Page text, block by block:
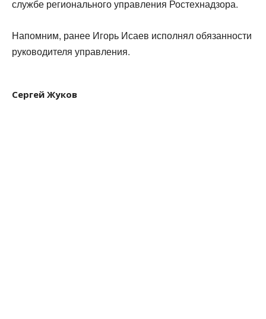
службе регионального управления Ростехнадзора.
Напомним, ранее Игорь Исаев исполнял обязанности
руководителя управления.
Сергей Жуков